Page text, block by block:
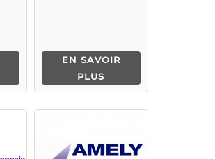
EN SAVOIR
PLUS